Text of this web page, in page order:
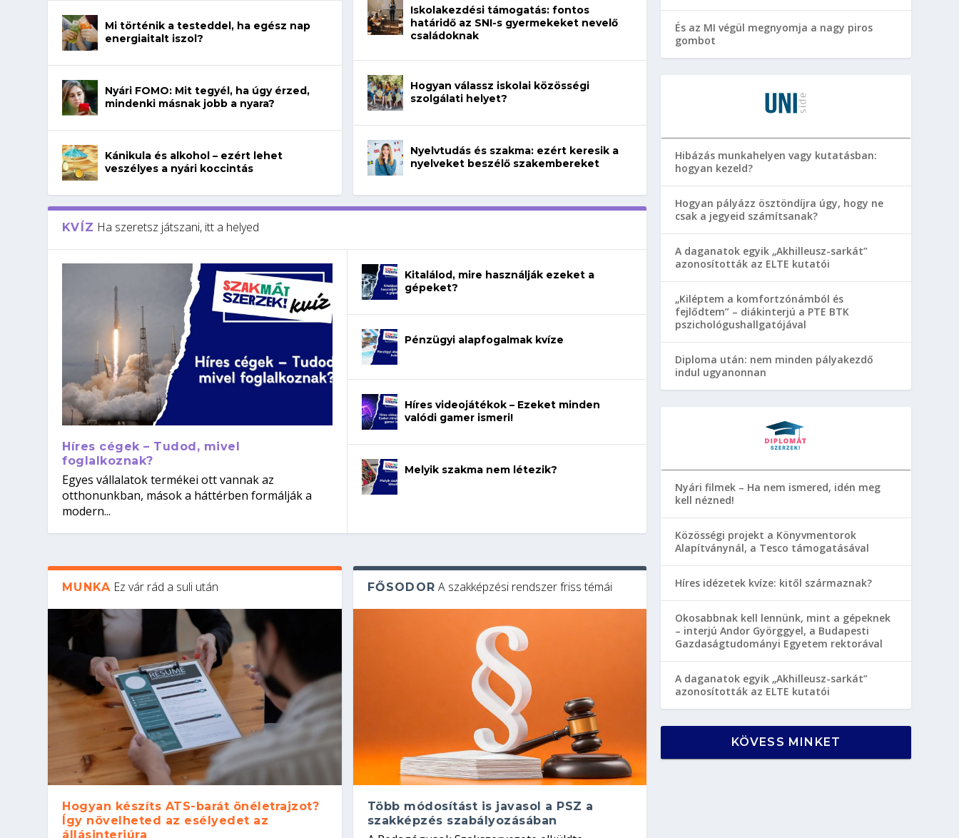
Mi történik a testeddel, ha egész nap
energiaitalt iszol?
Nyári FOMO: Mit tegyél, ha úgy érzed,
mindenki másnak jobb a nyara?
Kánikula és alkohol – ezért lehet
veszélyes a nyári koccintás
Iskolakezdési támogatás: fontos
határidő az SNI-s gyermekeket nevelő
családoknak
Hogyan válassz iskolai közösségi
szolgálati helyet?
Nyelvtudás és szakma: ezért keresik a
nyelveket beszélő szakembereket
KVÍZ Ha szeretsz játszani, itt a helyed
Híres cégek – Tudod, mivel
foglalkoznak?
Egyes vállalatok termékei ott vannak az
otthonunkban, mások a háttérben formálják a
modern...
Kitalálod, mire használják ezeket a
gépeket?
Pénzügyi alapfogalmak kvíze
Híres videojátékok – Ezeket minden
valódi gamer ismeri!
Melyik szakma nem létezik?
MUNKA Ez vár rád a suli után
Hogyan készíts ATS-barát önéletrajzot?
Így növelheted az esélyedet az
állásinterjúra
FŐSODOR A szakképzési rendszer friss témái
Több módosítást is javasol a PSZ a
szakképzés szabályozásában
És az MI végül megnyomja a nagy piros
gombot
Hibázás munkahelyen vagy kutatásban:
hogyan kezeld?
Hogyan pályázz ösztöndíjra úgy, hogy ne
csak a jegyeid számítsanak?
A daganatok egyik „Akhilleusz-sarkát”
azonosították az ELTE kutatói
„Kiléptem a komfortzónámból és
fejlődtem” – diákinterjú a PTE BTK
pszichológushallgatójával
Diploma után: nem minden pályakezdő
indul ugyanonnan
Nyári filmek – Ha nem ismered, idén meg
kell nézned!
Közösségi projekt a Könyvmentorok
Alapítványnál, a Tesco támogatásával
Híres idézetek kvíze: kitől származnak?
Okosabbnak kell lennünk, mint a gépeknek
– interjú Andor Györggyel, a Budapesti
Gazdaságtudományi Egyetem rektorával
A daganatok egyik „Akhilleusz-sarkát”
azonosították az ELTE kutatói
KÖVESS MINKET